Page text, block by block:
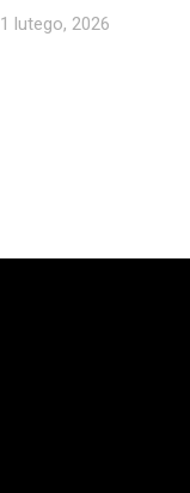
1 lutego, 2026